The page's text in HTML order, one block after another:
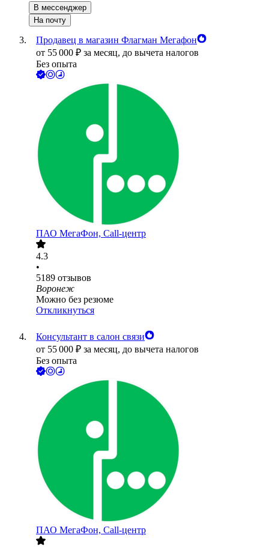
В мессенджер
На почту
Продавец в магазин Флагман Мегафон
от 55 000 ₽ за месяц, до вычета налогов
Без опыта
ПАО МегаФон, Call-центр
4.3
•
5189 отзывов
Воронеж
Можно без резюме
Откликнуться
Консультант в салон связи
от 55 000 ₽ за месяц, до вычета налогов
Без опыта
ПАО МегаФон, Call-центр